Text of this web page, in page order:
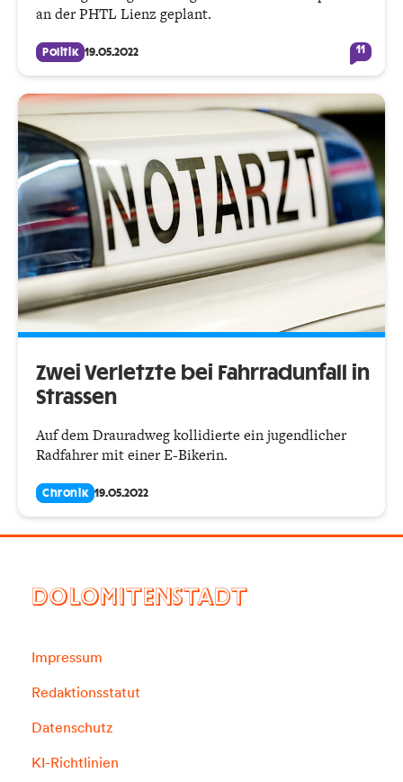
an der PHTL Lienz geplant.
Politik 19.05.2022 11
Zwei Verletzte bei Fahrradunfall in
Strassen
Auf dem Drauradweg kollidierte ein jugendlicher
Radfahrer mit einer E-Bikerin.
Chronik 19.05.2022
DOLOMITENSTADT
Impressum
Redaktionsstatut
Datenschutz
KI-Richtlinien